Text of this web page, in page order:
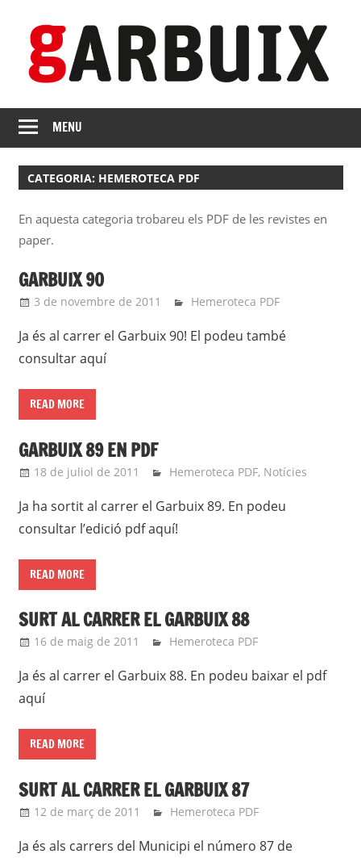
content
GARBUIX
Independent
de
Franqueses
MENU
CATEGORIA: HEMEROTECA PDF
En aquesta categoria trobareu els PDF de les revistes en
paper.
GARBUIX 90
3 de novembre de 2011 roger
Hemeroteca PDF
Ja és al carrer el Garbuix 90! El podeu també
consultar aquí
READ MORE
GARBUIX 89 EN PDF
18 de juliol de 2011 roger
Hemeroteca PDF, Notícies
Ja ha sortit al carrer el Garbuix 89. En podeu
consultar l’edició pdf aquí!
READ MORE
SURT AL CARRER EL GARBUIX 88
16 de maig de 2011 roger
Hemeroteca PDF
Ja és al carrer el Garbuix 88. En podeu baixar el pdf
aquí
READ MORE
SURT AL CARRER EL GARBUIX 87
12 de març de 2011 roger
Hemeroteca PDF
Ja és als carrers del Municipi el número 87 de